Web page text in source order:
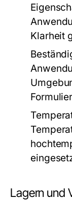
Klarheit
Lagern und